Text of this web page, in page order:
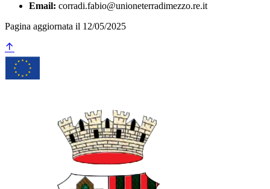
Email: corradi.fabio@unioneterradimezzo.re.it
Pagina aggiornata il 12/05/2025